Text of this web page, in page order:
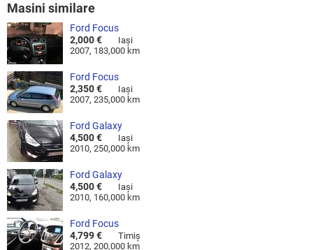
Masini similare
Ford Focus
2,000 €
Iaşi
2007, 183,000 km
Ford Focus
2,350 €
Iaşi
2007, 235,000 km
Ford Galaxy
4,500 €
Iaşi
2010, 250,000 km
Ford Galaxy
4,500 €
Iaşi
2010, 160,000 km
Ford Focus
4,799 €
Timiş
2012, 200,000 km